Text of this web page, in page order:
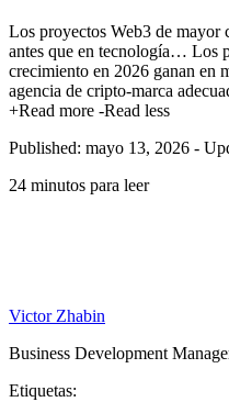
Los proyectos Web3 de mayor
antes que en tecnología… Los
crecimiento en 2026 ganan en
agencia de cripto-marca
+Read more -Read less
Published: mayo 13, 2026 -
24 minutos para leer
Victor Zhabin
Business Development
Etiquetas: